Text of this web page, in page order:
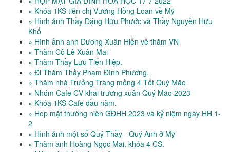
» Khóa 1KS tiễn chị Vương Hồng Loan về Mỹ
» Hình ảnh Thầy Đặng Hữu Phước và Thầy Nguyễn Hữu
Khổ
» Hình ảnh anh Dương Xuân Hiền về thăm VN
» Thăm Cô Lê Xuân Mai
» Thăm Thầy Lưu Tiến Hiệp.
» Đi Thăm Thầy Phạm Đình Phương.
» Thăm nhà Trưởng Tràng mồng 4 Tết Quý Mão
» Nhóm Cafe CV khai trương xuân Quý Mão 2023
» Khóa 1KS Cafe đầu năm.
» Hop mặt thường niên GĐHH 2023 và kỷ niệm ngày HH 1-
2
» Hình ảnh một số Quý Thầy - Quý Anh ở Mỹ
» Thăm anh Hoàng Ngọc Mai, khóa 4 CS.